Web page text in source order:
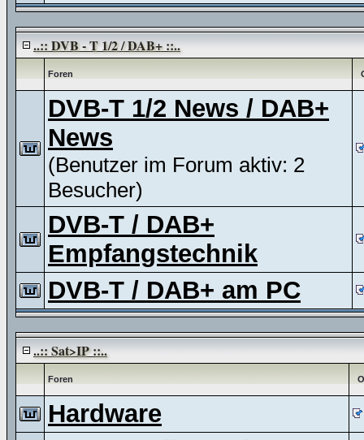
..:: DVB - T 1/2 / DAB+ ::..
Foren
DVB-T 1/2 News / DAB+
News
(Benutzer im Forum aktiv: 2
Besucher)
DVB-T / DAB+
Empfangstechnik
DVB-T / DAB+ am PC
..:: Sat>IP ::..
Foren
Hardware